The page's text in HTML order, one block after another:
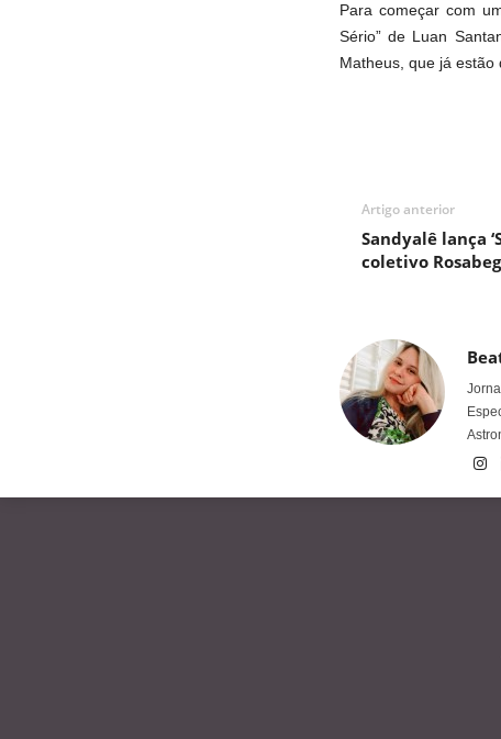
Para começar com
Sério” de Luan
Matheus, que já estão
Artigo anterior
Sandyalê lança
coletivo